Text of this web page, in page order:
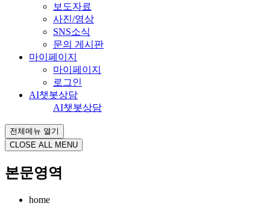
보도자료
사진/영상
SNS소식
문의 게시판
마이페이지
마이페이지
로그인
AI챗봇상담
AI챗봇상담
전체메뉴 열기
CLOSE ALL MENU
본문영역
home